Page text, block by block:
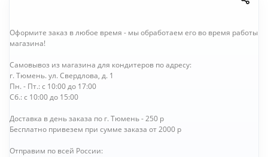
Оформите заказ в любое время - мы обработаем его во время работы
магазина!
Самовывоз из магазина для кондитеров по адресу:
г. Тюмень. ул. Свердлова, д. 1
Пн. - Пт.: с 10:00 до 17:00
Сб.: с 10:00 до 15:00
Доставка в день заказа по г. Тюмень - 250 р
Бесплатно привезем при сумме заказа от 2000 р
Отправим по всей России: